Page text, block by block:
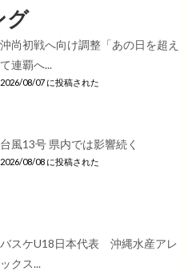
グ
沖尚初戦へ向け調整「あの日を超え
て連覇へ...
2026/08/07 に投稿された
台風13号 県内では影響続く
2026/08/08 に投稿された
バスケU18日本代表 沖縄水産アレ
ックス...